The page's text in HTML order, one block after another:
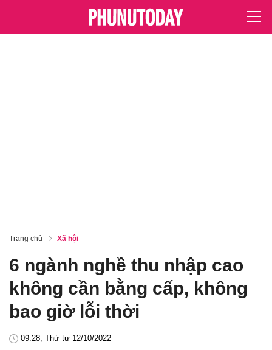
Trang chủ Xã hội
6 ngành nghề thu nhập cao
không cần bằng cấp, không
bao giờ lỗi thời
09:28, Thứ tư 12/10/2022